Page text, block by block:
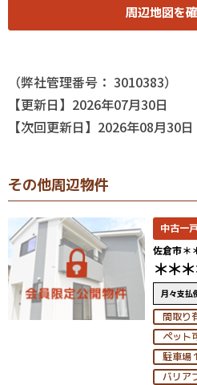
周辺地図を
（弊社管理番号： 3010383）
【更新日】2026年07月30日
【次回更新日】2026年08月30日
その他周辺物件
中古一
佐倉市＊
＊＊
月々支払
間取り
ペット
駐車場
バリア